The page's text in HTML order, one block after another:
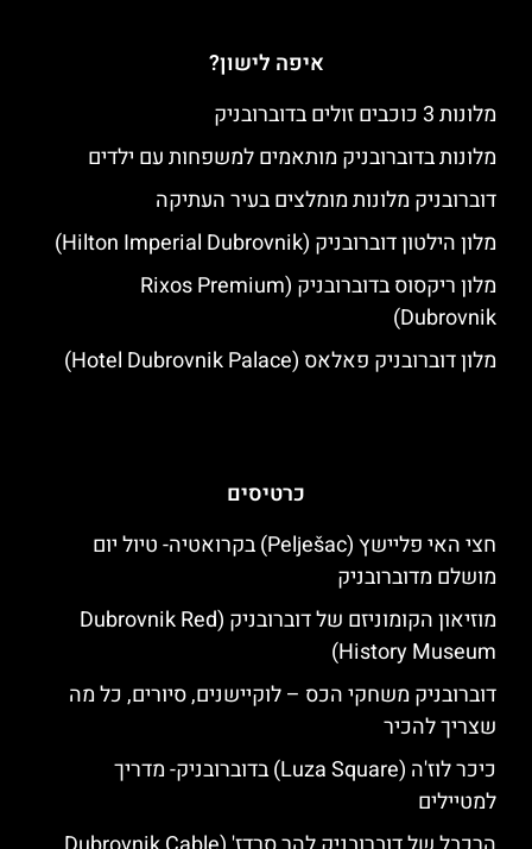
איפה לישון?
מלונות 3 כוכבים זולים בדוברובניק
מלונות בדוברובניק מותאמים למשפחות עם ילדים
דוברובניק מלונות מומלצים בעיר העתיקה
מלון הילטון דוברובניק (Hilton Imperial Dubrovnik)
מלון ריקסוס בדוברובניק (Rixos Premium
Dubrovnik)
מלון דוברובניק פאלאס (Hotel Dubrovnik Palace)
כרטיסים
חצי האי פליישץ (Pelješac) בקרואטיה- טיול יום
מושלם מדוברובניק
מוזיאון הקומוניזם של דוברובניק (Dubrovnik Red
History Museum)
דוברובניק משחקי הכס – לוקיישנים, סיורים, כל מה
שצריך להכיר
כיכר לוז'ה (Luza Square) בדוברובניק- מדריך
למטיילים